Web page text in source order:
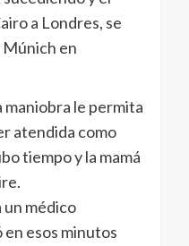
a Londres, se
Múnich en
le permita
atendida como
tiempo y la mamá
médico
en esos minutos